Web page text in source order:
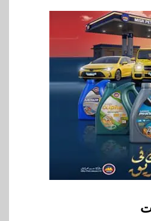
أسعار النفط مع تصاعد
بشأن مستقبل الملاحة
هرمز
الزراعي يكرم موظفيه
بعد تحقيق نتائج قياسية
الشخصية خلال الربع
صافي ربح في النصف الأول